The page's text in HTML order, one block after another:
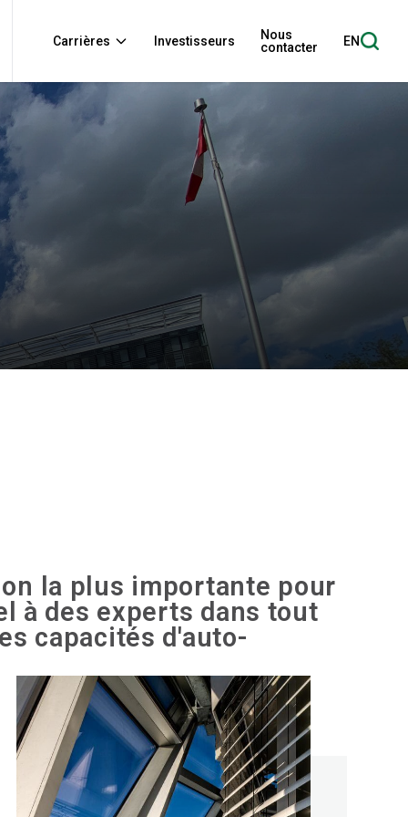
Carrières Investisseurs
Nous
contacter
EN
la plus importante pour
à des experts dans tout
capacités d'auto-